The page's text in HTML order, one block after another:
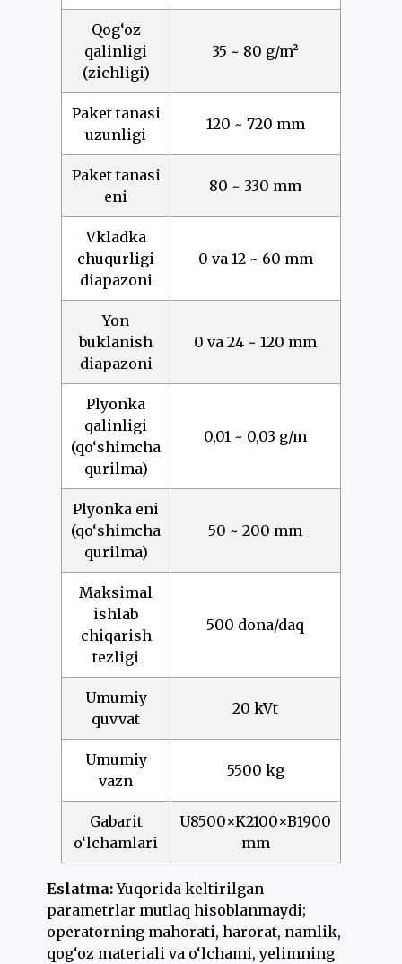
Qog‘oz
qalinligi
(zichligi)
35 ~ 80 g/m²
Paket tanasi
uzunligi
120 ~ 720 mm
Paket tanasi
eni
80 ~ 330 mm
Vkladka
chuqurligi
diapazoni
0 va 12 ~ 60 mm
Yon
buklanish
diapazoni
0 va 24 ~ 120 mm
Plyonka
qalinligi
(qo‘shimcha
qurilma)
0,01 ~ 0,03 g/m
Plyonka eni
(qo‘shimcha
qurilma)
50 ~ 200 mm
Maksimal
ishlab
chiqarish
tezligi
500 dona/daq
Umumiy
quvvat
20 kVt
Umumiy
vazn
5500 kg
Gabarit
o‘lchamlari
U8500×K2100×B1900
mm
Eslatma:Yuqorida keltirilgan
parametrlar mutlaq hisoblanmaydi;
operatorning mahorati, harorat, namlik,
qog‘oz materiali va o‘lchami, yelimning